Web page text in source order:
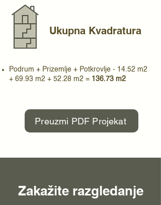
Ukupna Kvadratura
Podrum + Prizemlje + Potkrovlje - 14.52 m2
+ 69.93 m2 + 52.28 m2 = 136.73 m2
Preuzmi PDF Projekat
Zakažite razgledanje